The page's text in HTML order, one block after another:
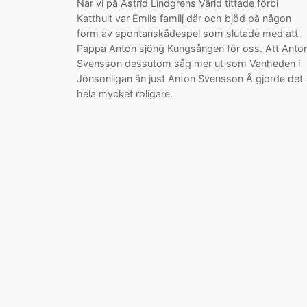
När vi på Astrid Lindgrens Värld tittade förbi
Katthult var Emils familj där och bjöd på någon
form av spontanskådespel som slutade med att
Pappa Anton sjöng Kungsången för oss. Att
Svensson dessutom såg mer ut som Vanheden i
Jönsonligan än just Anton Svensson Â gjorde det
hela mycket roligare.